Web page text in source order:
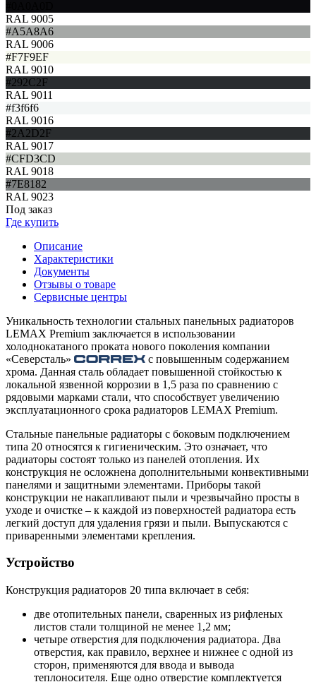
RAL 9005
#A5A8A6
RAL 9006
#F7F9EF
RAL 9010
#292C2F
RAL 9011
#f3f6f6
RAL 9016
#2A2D2F
RAL 9017
#CFD3CD
RAL 9018
#7E8182
RAL 9023
Под заказ
Где купить
Описание
Характеристики
Документы
Отзывы о товаре
Сервисные центры
Уникальность технологии стальных панельных радиаторов
LEMAX Premium заключается в использовании
холоднокатаного проката нового поколения компании
«Северсталь»
с повышенным содержанием
хрома. Данная сталь обладает повышенной стойкостью к
локальной язвенной коррозии в 1,5 раза по сравнению с
рядовыми марками стали, что способствует увеличению
эксплуатационного срока радиаторов LEMAX Premium.
Стальные панельные радиаторы с боковым подключением
типа 20 относятся к гигиеническим. Это означает, что
радиаторы состоят только из панелей отопления. Их
конструкция не осложнена дополнительными конвективными
панелями и защитными элементами. Приборы такой
конструкции не накапливают пыли и чрезвычайно просты в
уходе и очистке – к каждой из поверхностей радиатора есть
легкий доступ для удаления грязи и пыли. Выпускаются с
приваренными элементами крепления.
Устройство
Конструкция радиаторов 20 типа включает в себя:
две отопительных панели, сваренных из рифленых
листов стали толщиной не менее 1,2 мм;
четыре отверстия для подключения радиатора. Два
отверстия, как правило, верхнее и нижнее с одной из
сторон, применяются для ввода и вывода
теплоносителя. Еще одно отверстие комплектуется